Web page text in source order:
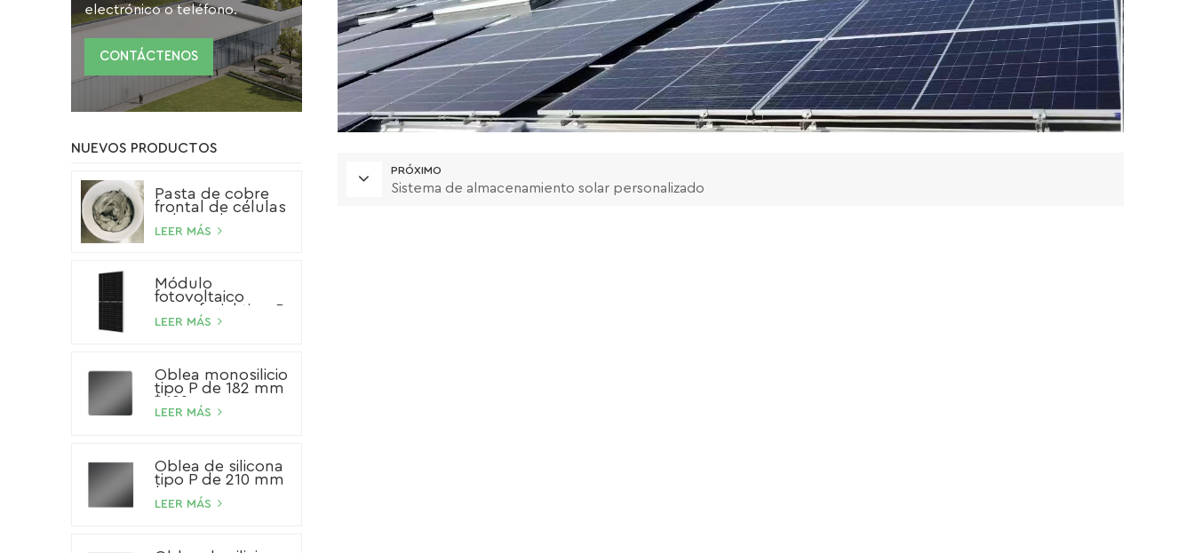
electrónico o teléfono.
CONTÁCTENOS
NUEVOS PRODUCTOS
Pasta de cobre
frontal de células
solares de HJT
LEER MÁS
Módulo
fotovoltaico
monofacial tipo P
de 540 W
LEER MÁS
Oblea monosilicio
tipo P de 182 mm
* 182 mm
LEER MÁS
Oblea de silicona
tipo P de 210 mm
* 210 mm
LEER MÁS
PRÓXIMO
Sistema de almacenamiento solar personalizado